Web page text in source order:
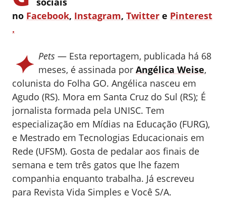
no Facebook, Instagram, Twitter e Pinterest
.
✦ Pets — Esta reportagem, publicada há 68
meses, é assinada por Angélica Weise,
colunista do Folha GO. Angélica nasceu em
Agudo (RS). Mora em Santa Cruz do Sul (RS); É
jornalista formada pela UNISC. Tem
especialização em Mídias na Educação (FURG),
e Mestrado em Tecnologias Educacionais em
Rede (UFSM). Gosta de pedalar aos finais de
semana e tem três gatos que lhe fazem
companhia enquanto trabalha. Já escreveu
para Revista Vida Simples e Você S/A.